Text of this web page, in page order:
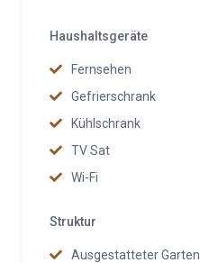
Haushaltsgeräte
Fernsehen
Gefrierschrank
Kühlschrank
TV Sat
Wi-Fi
Struktur
Ausgestatteter Garten